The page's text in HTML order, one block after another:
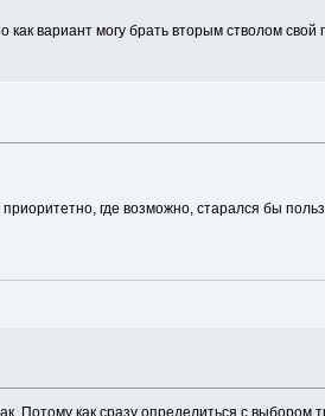
вариант могу брать вторым стволом свой
где возможно, старался бы
Потому как сразу определиться с выбором